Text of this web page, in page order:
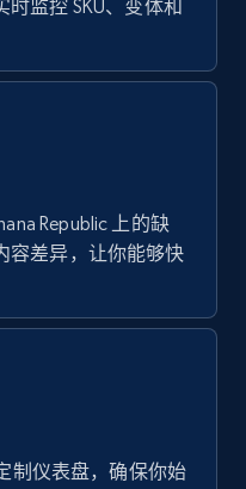
rating, Product
Rating,
Gtin,
reviews, and
立即开始
监控 SKU、变体和
Republic 上的缺
容差异，让你能够快
制仪表盘，确保你始